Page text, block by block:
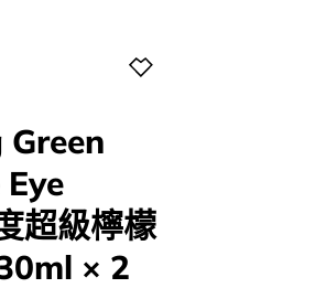
Green
超級檸檬
× 2